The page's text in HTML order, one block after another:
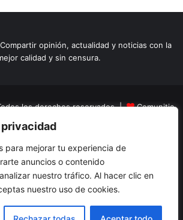
para mejorar tu experiencia de
anuncios o contenido
nuestro tráfico. Al hacer clic en
nuestro uso de cookies.
opinión, actualidad y noticias con la
calidad y sin censura.
los derechos reservados |
Comunitic
SAS BICNit 901228106
Variedades Opinion Turismo
Caricaturas Reportajes
FacebookYouTubeInstagram